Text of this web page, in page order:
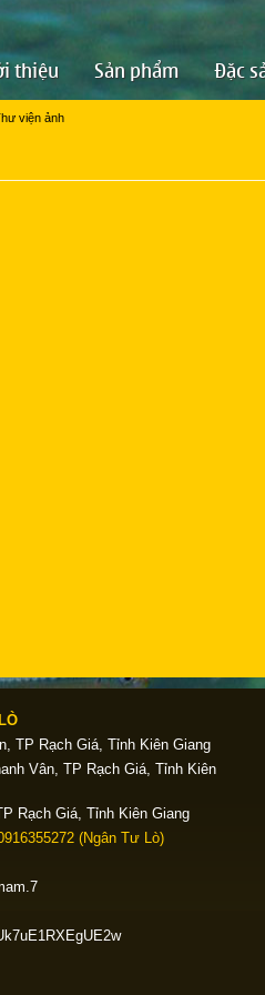
thiệu Sản phẩm Đặc
viện ảnh
TP Rạch Giá, Tỉnh Kiên Giang
Vân, TP Rạch Giá, Tỉnh Kiên
Rạch Giá, Tỉnh Kiên Giang
(Ngân Tư Lò)